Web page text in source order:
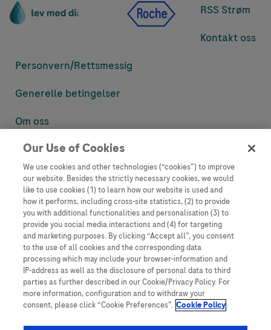
RSS Strøm
Kontakt oss
Personvern/Rettsmessig
Generelle betingelser
Om oss
Denne nettsiden inneholder informasjon som er målsatt til en stor
informasjon som ellers ikke er tilgjengelig eller gyldig i ditt land.
Vennligst vær oppmerksom på at vi ikke tar noe ansvar for tilgang til
informasjon som muligens ikke er i samsvar med noen gyldig juridisk
prosess, regulering, registrering eller bruk i bostedslandet ditt.
Roche har ikke alltid mulighet til å kvalitetssikre andres innlegg, men
vil fjerne villedende eller upassende innlegg så langt det lar seg gjøre.
Vi har ikke ansvar for innhold på eksterne nettsider som det lenkes til.
Kopiering av materiale fra dette nettstedet for bruk annet sted er ikke
tillatt uten avtale. Nettstedet selger plass til annonsører, og slikt
innhold er merket.
Dette nettstedet er ikke beregnet for å rapportere bivirkninger eller
Our Use of Cookies
We use cookies and other technologies (“cookies”) to improve
our website. Besides the strictly necessary cookies, we would
like to use cookies (1) to learn how our website is used and
how it performs, including cross-site statistics, (2) to provide
you with additional functionalities and personalisation (3) to
provide you social media interactions and (4) for targeting
and marketing purposes. By clicking “Accept all”, you consent
to the use of all cookies and the corresponding data
processing which may include your browser-information and
IP-address as well as the disclosure of personal data to third
parties as further described in our Cookie/Privacy Policy. For
more information, configuration and to withdraw your
consent, please click “Cookie Preferences”. Cookie Policy